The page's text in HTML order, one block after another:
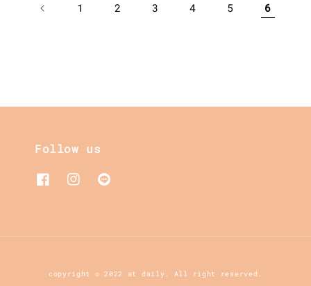
1 2 3 4 5 6
Follow us
copyright © 2022 at daily. All right reserved.